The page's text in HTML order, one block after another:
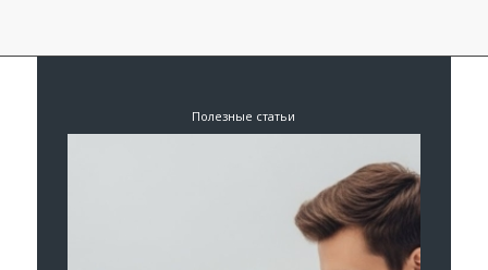
Полезные статьи